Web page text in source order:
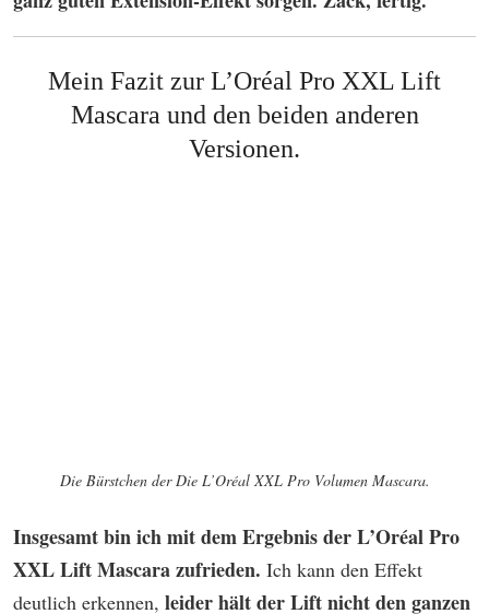
Mein Fazit zur L’Oréal Pro XXL Lift
Mascara und den beiden anderen
Versionen.
Die Bürstchen der Die L’Oréal XXL Pro Volumen Mascara.
Insgesamt bin ich mit dem Ergebnis der L’Oréal Pro
XXL Lift Mascara zufrieden. Ich kann den Effekt
deutlich erkennen, leider hält der Lift nicht den ganzen